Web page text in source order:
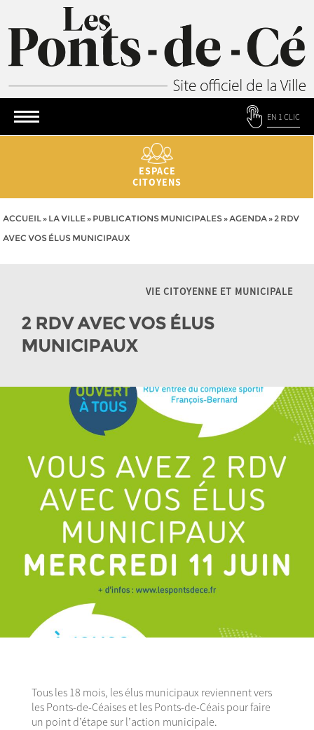
EN 1 CLIC
ESPACE
CITOYENS
ACCUEIL» LA VILLE» PUBLICATIONS MUNICIPALES»AGENDA»2 RDV
AVEC VOS ÉLUS MUNICIPAUX
VIE CITOYENNE ET MUNICIPALE
2 RDV AVEC VOS ÉLUS
MUNICIPAUX
Tous les 18 mois, les élus municipaux reviennent vers
les Ponts-de-Céaises et les Ponts-de-Céais pour faire
un point d’étape sur l’action municipale.